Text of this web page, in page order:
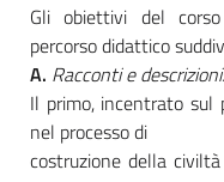
Gli obiettivi del
percorso didattico
A. Racconti e
Il primo, incentrato sul
nel processo di
costruzione della